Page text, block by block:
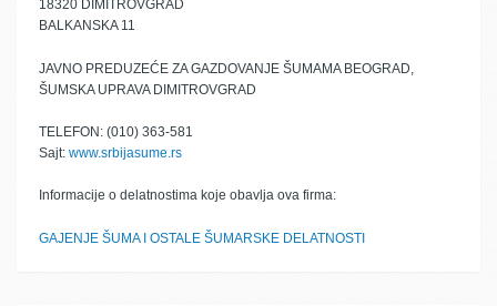
18320 DIMITROVGRAD
BALKANSKA 11
JAVNO PREDUZEĆE ZA GAZDOVANJE ŠUMAMA BEOGRAD,
ŠUMSKA UPRAVA DIMITROVGRAD
TELEFON: (010) 363-581
Sajt: www.srbijasume.rs
Informacije o delatnostima koje obavlja ova firma:
GAJENJE ŠUMA I OSTALE ŠUMARSKE DELATNOSTI